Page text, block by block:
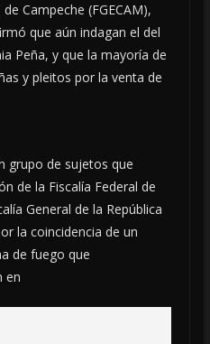
Campeche (FGECAM),
que aún indagan el del
Peña, y que la mayoría de
y pleitos por la venta de
grupo de sujetos que
de la Fiscalía Federal de
General de la República
la coincidencia de un
de fuego que
en